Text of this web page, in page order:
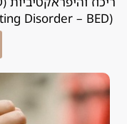
(Binge Eating Disorder – BED). פסיכיאטר פרטי מסביר.